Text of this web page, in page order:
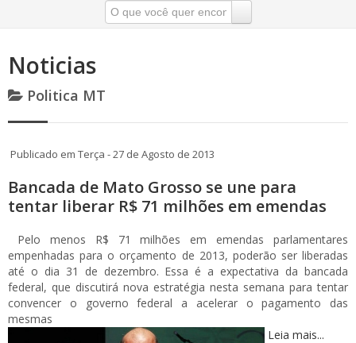
Noticias
Politica MT
Publicado em Terça - 27 de Agosto de 2013
Bancada de Mato Grosso se une para
tentar liberar R$ 71 milhões em emendas
Pelo menos R$ 71 milhões em emendas parlamentares
empenhadas para o orçamento de 2013, poderão ser liberadas
até o dia 31 de dezembro. Essa é a expectativa da bancada
federal, que discutirá nova estratégia nesta semana para tentar
convencer o governo federal a acelerar o pagamento das
mesmas
Leia mais...